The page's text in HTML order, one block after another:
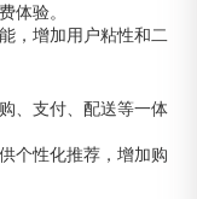
体验。
，增加用户粘性和二
、支付、配送等一体
个性化推荐，增加购